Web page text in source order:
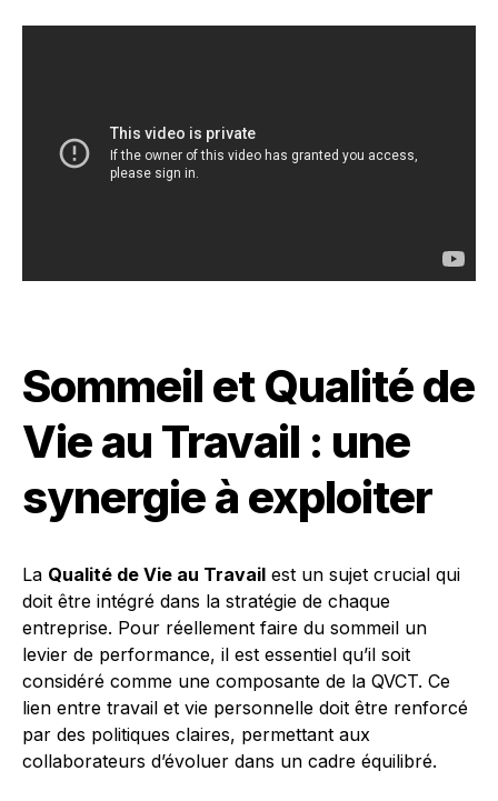
Sommeil et Qualité de
Vie au Travail : une
synergie à exploiter
La Qualité de Vie au Travail est un sujet crucial qui
doit être intégré dans la stratégie de chaque
entreprise. Pour réellement faire du sommeil un
levier de performance, il est essentiel qu’il soit
considéré comme une composante de la QVCT. Ce
lien entre travail et vie personnelle doit être renforcé
par des politiques claires, permettant aux
collaborateurs d’évoluer dans un cadre équilibré.